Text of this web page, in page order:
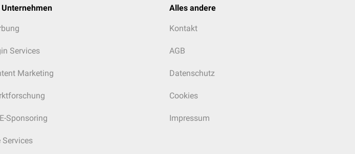
Unternehmen
Services
Marketing
Sponsoring
Services
Alles andere
Kontakt
AGB
Datenschutz
Cookies
Impressum